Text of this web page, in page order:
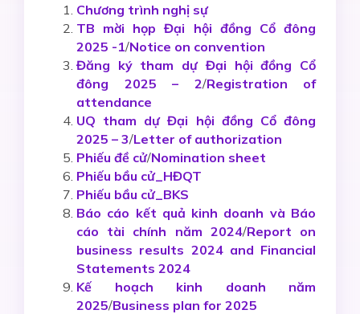
Chương trình nghị sự
TB mời họp Đại hội đồng Cổ đông
2025 -1/Notice on convention
Đăng ký tham dự Đại hội đồng Cổ
đông 2025 – 2/Registration of
attendance
UQ tham dự Đại hội đồng Cổ đông
2025 – 3/Letter of authorization
Phiếu đề cử/Nomination sheet
Phiếu bầu cử_HĐQT
Phiếu bầu cử_BKS
Báo cáo kết quả kinh doanh và Báo
cáo tài chính năm 2024/Report on
business results 2024 and Financial
Statements 2024
Kế hoạch kinh doanh năm
2025/Business plan for 2025